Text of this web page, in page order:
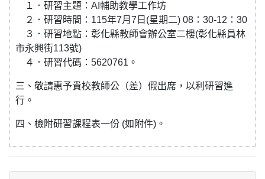
１．研習主題：AI輔助教學工作坊
２．研習時間：115年7月7日(星期二) 08：30-12：30
３．研習地點：彰化縣教師會辦公室二樓(彰化縣員林
市永興街113號)
４．研習代碼：5620761。
三、敬請惠予貴校教師公（差）假出席，以利研習進
行。
四、檢附研習課程表一份 (如附件)。